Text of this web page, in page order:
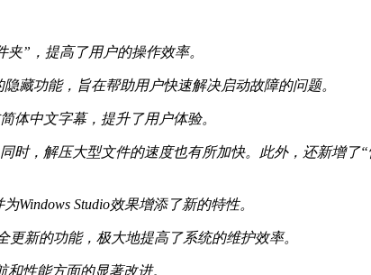
”，提高了用户的操作效率。
藏功能，旨在帮助用户快速解决启动故障的问题。
体中文字幕，提升了用户体验。
，解压大型文件的速度也有所加快。此外，还新增了
Windows Studio效果增添了新的特性。
新的功能，极大地提高了系统的维护效率。
和性能方面的显著改进。